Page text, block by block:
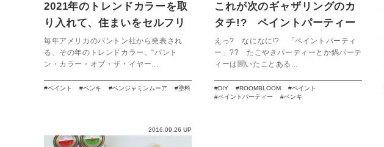
2021年のトレンドカラーを取
り入れて、住まいをセルフリ
ノベーションしてみない？
毎年アメリカのパントン社から発表され
る、その年のトレンドカラー。“パント
ン・カラー・オブ・ザ・イヤー...
ペイント ペンキ ベンジャミンムーア 塗料
これが次のギャザリングのカ
タチ!? ペイントパーティー
のススメ。
えっ? なになに!? 「ペイントパーティ
ー」?? たこやきパーティーとか鍋パーテ
ィーは聞いたことある...
DIY ROOMBLOOM
ペイント
ペイントパーティー
ペンキ
2016.09.26 UP